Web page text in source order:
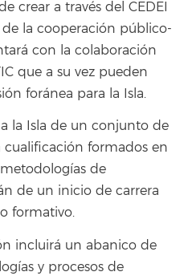
crear a través del CEDEI
de la cooperación público-
con la colaboración
que a su vez pueden
foránea para la Isla.
la Isla de un conjunto de
cualificación formados en
de
de un inicio de carrera
formativo.
incluirá un abanico de
y procesos de